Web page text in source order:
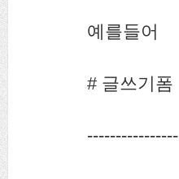
예를들어
# 글쓰기폼